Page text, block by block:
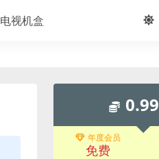
电视机盒
0.99
年度会员
免费